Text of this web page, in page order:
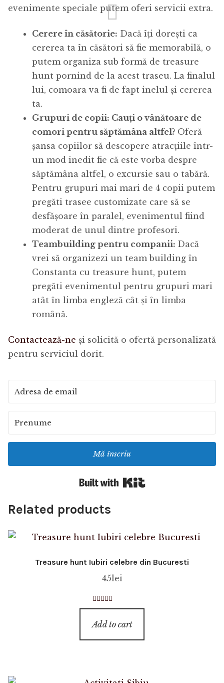
evenimente speciale putem oferi servicii extra.
Cerere în căsătorie: Dacă îți dorești ca
cererea ta în căsători să fie memorabilă, o
putem organiza sub formă de treasure
hunt pornind de la acest traseu. La finalul
lui, comoara va fi de fapt inelul și cererea
ta.
Grupuri de copii: Cauți o vânătoare de
comori pentru săptămâna altfel? Oferă
șansa copiilor să descopere atracțiile într-
un mod inedit fie că este vorba despre
săptămâna altfel, o excursie sau o tabără.
Pentru grupuri mai mari de 4 copii putem
pregăti trasee customizate care să se
desfășoare în paralel, evenimentul fiind
moderat de unul dintre profesori.
Teambuilding pentru companii: Dacă
vrei să organizezi un team building în
Constanta cu treasure hunt, putem
pregăti evenimentul pentru grupuri mari
atât în limba engleză cât și în limba
română.
Contactează-ne și solicită o ofertă personalizată
pentru serviciul dorit.
Mă înscriu
Related products
Treasure hunt Iubiri celebre din Bucuresti
45lei
Rated4.50
out of 5
Add to cart